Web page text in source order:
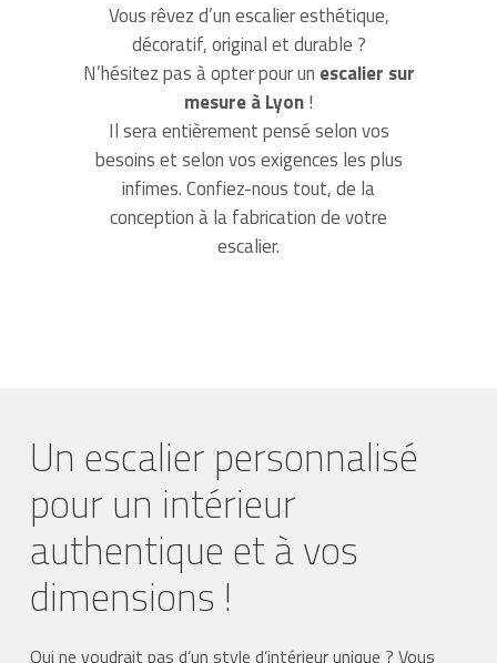
Vous rêvez d’un escalier esthétique,
décoratif, original et durable ?
N’hésitez pas à opter pour un escalier sur
mesure à Lyon!
Il sera entièrement pensé selon vos
besoins et selon vos exigences les plus
infimes. Confiez-nous tout, de la
conception à la fabrication de votre
escalier.
Un escalier personnalisé
pour un intérieur
authentique et à vos
dimensions !
Qui ne voudrait pas d’un style d’intérieur unique ? Vous